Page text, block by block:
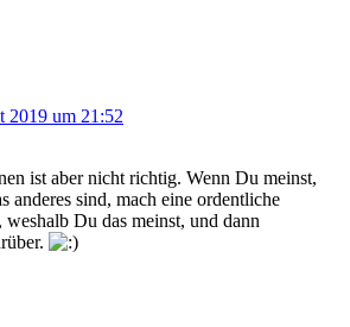
2019 um 21:52
ist aber nicht richtig. Wenn Du meinst,
anderes sind, mach eine ordentliche
Du das meinst, und dann